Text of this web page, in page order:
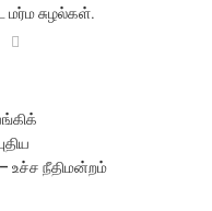
மர்ம சுழல்கள்.
உச்ச நீதிமன்றம்